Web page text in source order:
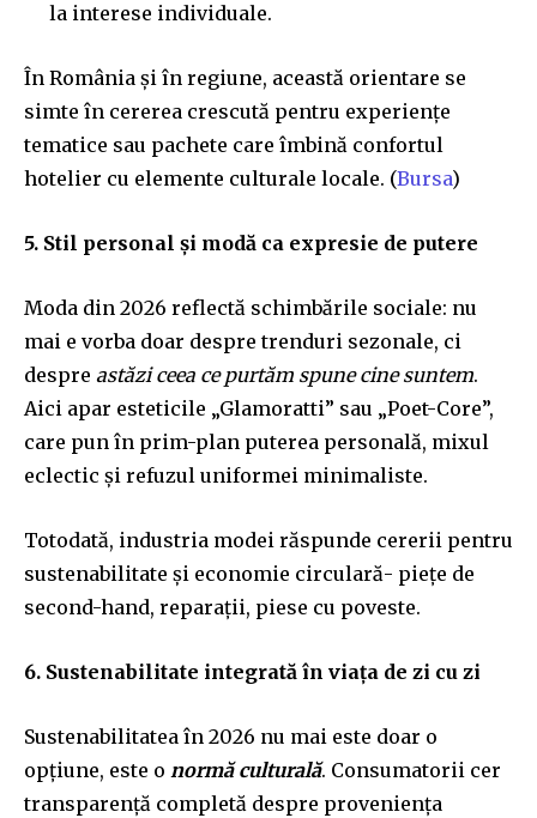
la interese individuale.
În România și în regiune, această orientare se
simte în cererea crescută pentru experiențe
tematice sau pachete care îmbină confortul
hotelier cu elemente culturale locale. (Bursa)
5. Stil personal și modă ca expresie de putere
Moda din 2026 reflectă schimbările sociale: nu
mai e vorba doar despre trenduri sezonale, ci
despre astăzi ceea ce purtăm spune cine suntem.
Aici apar esteticile „Glamoratti” sau „Poet-Core”,
care pun în prim-plan puterea personală, mixul
eclectic și refuzul uniformei minimaliste.
Totodată, industria modei răspunde cererii pentru
sustenabilitate și economie circulară- piețe de
second-hand, reparații, piese cu poveste.
6. Sustenabilitate integrată în viața de zi cu zi
Sustenabilitatea în 2026 nu mai este doar o
opțiune, este o normă culturală. Consumatorii cer
transparență completă despre proveniența